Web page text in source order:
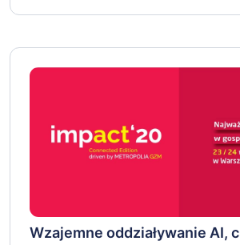
Wzajemne oddziaływanie AI,